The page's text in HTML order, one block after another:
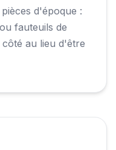
d'époque :
fauteuils de
côté au lieu d'être